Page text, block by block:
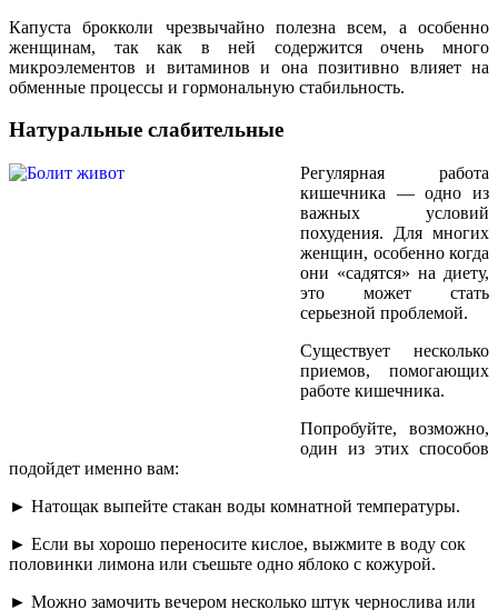
Капуста брокколи чрезвычайно полезна всем, а особенно
женщинам, так как в ней содержится очень много
микроэлементов и витаминов и она позитивно влияет на
обменные процессы и гормональную стабильность.
Натуральные слабительные
Регулярная работа
кишечника — одно из
важных условий
похудения. Для многих
женщин, особенно когда
они «садятся» на диету,
это может стать
серьезной проблемой.
Существует несколько
приемов, помогающих
работе кишечника.
Попробуйте, возможно,
один из этих способов
подойдет именно вам:
► Натощак выпейте стакан воды комнатной температуры.
► Если вы хорошо переносите кислое, выжмите в воду сок
половинки лимона или съешьте одно яблоко с кожурой.
► Можно замочить вечером несколько штук чернослива или